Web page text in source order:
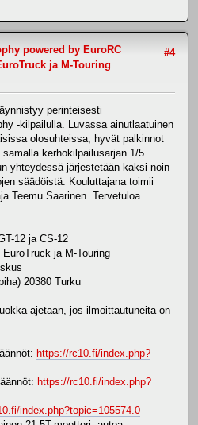
#4
powered by EuroRC
ja M-Touring
perinteisesti
-kilpailulla. Luvassa ainutlaatuinen
olosuhteissa, hyvät palkinnot
kerhokilpailusarjan 1/5
yhteydessä järjestetään kaksi noin
säädöistä. Kouluttajana toimii
Teemu Saarinen. Tervetuloa
12 ja CS-12
ja M-Touring
20380 Turku
ajetaan, jos ilmoittautuneita on
https://rc10.fi/index.php?
https://rc10.fi/index.php?
index.php?topic=105574.0